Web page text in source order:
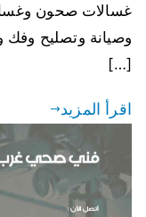
غسالات صحون
وصيانة وتصليح
[…]
اقرأ المزيد